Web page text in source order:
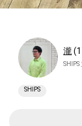
瀧
SHIPS
SHIPS